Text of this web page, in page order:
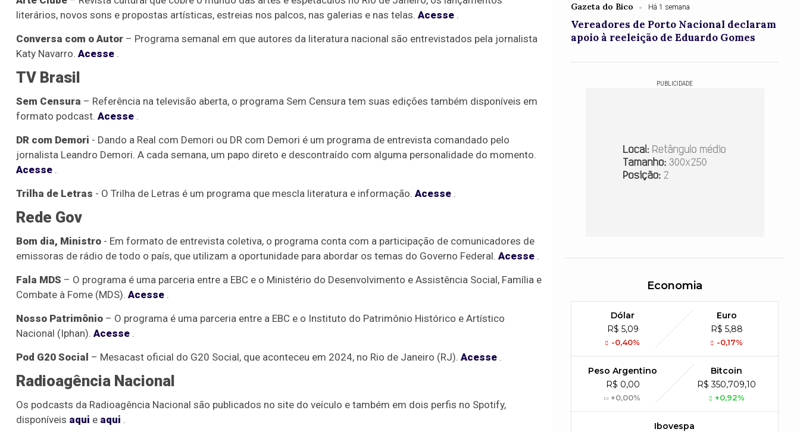
literários, novos sons e propostas artísticas, estreias nos palcos, nas galerias e nas telas. Acesse .
Conversa com o Autor – Programa semanal em que autores da literatura nacional são entrevistados pela jornalista
Katy Navarro. Acesse .
TV Brasil
Sem Censura – Referência na televisão aberta, o programa Sem Censura tem suas edições também disponíveis em
formato podcast. Acesse .
DR com Demori - Dando a Real com Demori ou DR com Demori é um programa de entrevista comandado pelo
jornalista Leandro Demori. A cada semana, um papo direto e descontraído com alguma personalidade do momento.
Acesse .
Trilha de Letras - O Trilha de Letras é um programa que mescla literatura e informação. Acesse .
Rede Gov
Bom dia, Ministro - Em formato de entrevista coletiva, o programa conta com a participação de comunicadores de
emissoras de rádio de todo o país, que utilizam a oportunidade para abordar os temas do Governo Federal. Acesse .
Fala MDS – O programa é uma parceria entre a EBC e o Ministério do Desenvolvimento e Assistência Social, Família e
Combate à Fome (MDS). Acesse .
Nosso Patrimônio – O programa é uma parceria entre a EBC e o Instituto do Patrimônio Histórico e Artístico
Nacional (Iphan). Acesse .
Pod G20 Social – Mesacast oficial do G20 Social, que aconteceu em 2024, no Rio de Janeiro (RJ). Acesse .
Radioagência Nacional
Os podcasts da Radioagência Nacional são publicados no site do veículo e também em dois perfis no Spotify,
disponíveis aqui e aqui .
Gazeta do Bico Há 1 semana
Vereadores de Porto Nacional declaram
apoio à reeleição de Eduardo Gomes
PUBLICIDADE
Economia
Dólar
R$ 5,09
-0,40%
Euro
R$ 5,88
-0,17%
Peso Argentino
R$ 0,00
+0,00%
Bitcoin
R$ 350,709,10
+0,92%
Ibovespa